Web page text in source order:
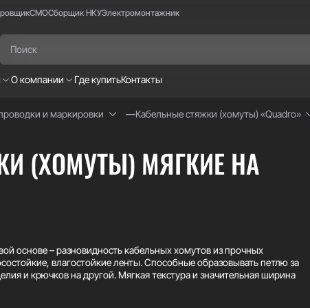
СМОСборщик НКУЭлектромонтажник
О компании Где купитьКонтакты
и маркировки Кабельные стяжки (хомуты) «Quadro»
(ХОМУТЫ) МЯГКИЕ НА
основе – разновидность кабельных хомутов из прочных
влагостойкие ленты. Способные образовывать петлю за
и крючков на другой. Мягкая текстура и значительная ширина
кабельных жгутов. Конструктивные особенности замка